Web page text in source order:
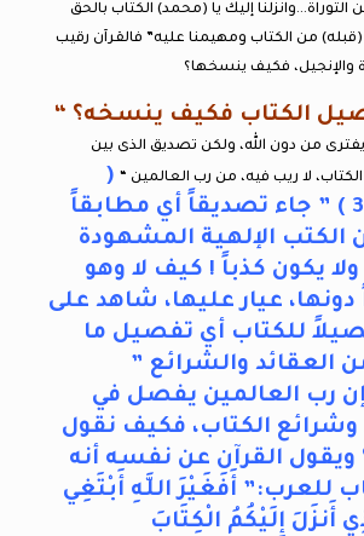
التوراة…وانزلنا إليك يا (محمد) الكتاب بالحق
من الكتاب ومهيمنا عليه” فالقرآن رقيب
والإنجيل، فكيف ينسخها؟
الكتاب فكيف ينسخه؟ “
يفترى من دون الله، ولكن تصديق الذى بين
لا ريب فيه، من رب العالمين “(
يونس الآية 37 ) ” جاء تصديقاً أي مطابقاً
الكتب الإلهية المشهودة
يكون كذباً ! كيف لا وهو
عيار عليها، شاهد على
للكتاب أي تفصيل ما
العقائد والشرائع ”
إن رب العالمين يفصل في
وشرائع الكتاب، فكيف نقول
ويقول القرآن عن نفسه أنه
للعرب:” أَفَغَيْرَ اللَّهِ أَبْتَغِي
أَنزَلَ إِلَيْكُمُ الْكِتَابَ